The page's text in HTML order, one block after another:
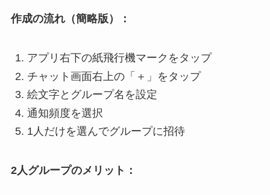
作成の流れ（簡略版）：
アプリ右下の紙飛行機マークをタップ
チャット画面右上の「＋」をタップ
絵文字とグループ名を設定
通知頻度を選択
1人だけを選んでグループに招待
2人グループのメリット：